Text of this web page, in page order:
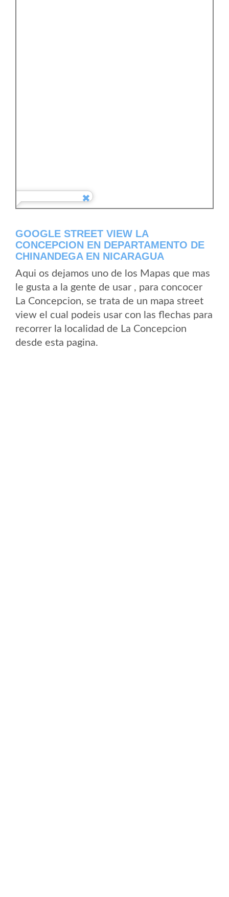
GOOGLE STREET VIEW LA
CONCEPCION EN DEPARTAMENTO DE
CHINANDEGA EN NICARAGUA
Aqui os dejamos uno de los Mapas que mas
le gusta a la gente de usar , para concocer
La Concepcion, se trata de un mapa street
view el cual podeis usar con las flechas para
recorrer la localidad de La Concepcion
desde esta pagina.